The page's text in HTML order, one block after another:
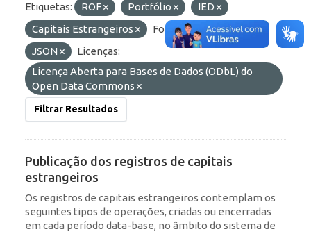
Etiquetas: ROF Portfólio
IED
Capitais Estrangeiros
Formatos:
HTML
JSON
Licenças:
Licença Aberta para Bases de Dados (ODbL) do
Open Data Commons
Filtrar Resultados
Publicação dos registros de capitais
estrangeiros
Os registros de capitais estrangeiros contemplam os
seguintes tipos de operações, criadas ou encerradas
em cada período data-base, no âmbito do sistema de